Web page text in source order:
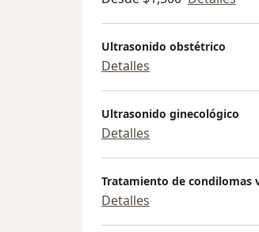
Ultrasonido obstétrico
Detalles
Ultrasonido ginecológico
Detalles
Tratamiento de condilomas
Detalles